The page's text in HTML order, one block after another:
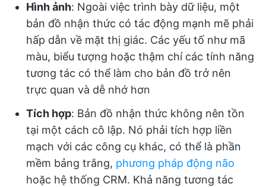
Hình ảnh: Ngoài việc trình bày dữ liệu, một
bản đồ nhận thức có tác động mạnh mẽ phải
hấp dẫn về mặt thị giác. Các yếu tố như mã
màu, biểu tượng hoặc thậm chí các tính năng
tương tác có thể làm cho bản đồ trở nên
trực quan và dễ nhớ hơn
Tích hợp: Bản đồ nhận thức không nên tồn
tại một cách cô lập. Nó phải tích hợp liền
mạch với các công cụ khác, có thể là phần
mềm bảng trắng, phương pháp động não
hoặc hệ thống CRM. Khả năng tương tác